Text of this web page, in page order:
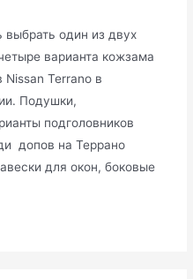
выбрать один из двух
варианта кожзама
Terrano в
Подушки,
подголовников
допов на Террано
для окон, боковые